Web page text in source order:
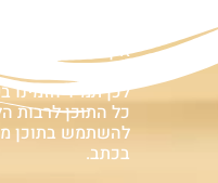
במוצרים
אין המלצה לגעת,
עלולה לעלות
לכן תמיד
כל התוכן לרבות
להשתמש בתוכן
בכתב.